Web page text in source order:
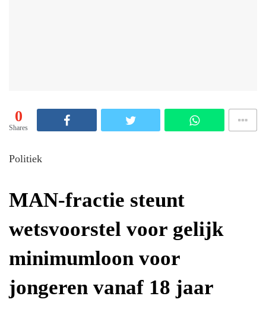
0
Shares
Politiek
MAN-fractie steunt
wetsvoorstel voor gelijk
minimumloon voor
jongeren vanaf 18 jaar